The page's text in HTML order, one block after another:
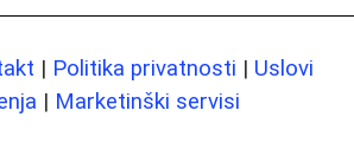
| Politika privatnosti | Uslovi
| Marketinški servisi